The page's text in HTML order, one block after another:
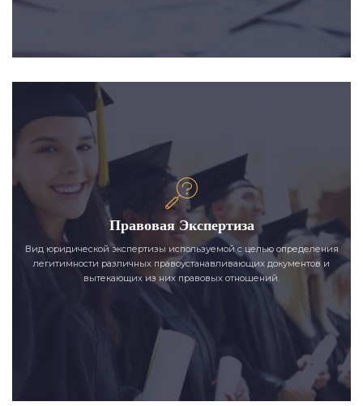
Правовая Экспертиза
Вид юридической экспертизы используемой с целью определения
легитимности различных правоустанавливающих документов и
вытекающих из них правовых отношений.